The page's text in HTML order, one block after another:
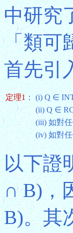
中研究
「類可
首先引
定理1： (i) Q ∈
(ii) Q ∈
(iii) 如對
(iv) 如對
以下證
∩ B)，
B)。其